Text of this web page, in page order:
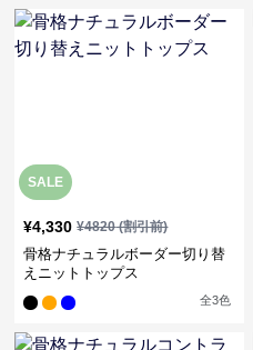
SALE
¥4,330 ¥4820(割引前)
骨格ナチュラルボーダー切り替
えニットトップス
全3色